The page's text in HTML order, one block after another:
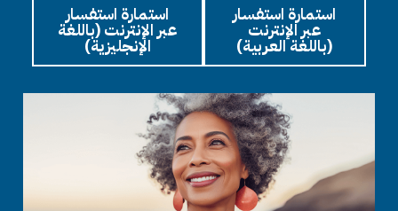
استمارة استفسار
عبر الإنترنت (باللغة
الإنجليزية)
استمارة استفسار
عبر الإنترنت
(باللغة العربية)